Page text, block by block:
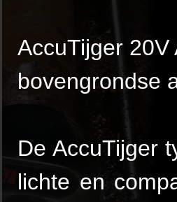
AccuTijger
bovengrondse
De AccuTijger
lichte en